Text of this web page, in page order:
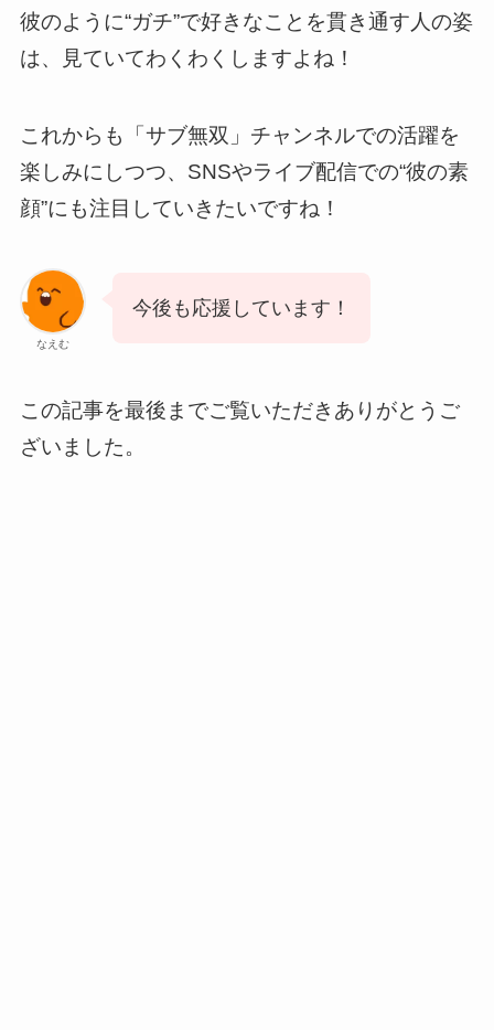
彼のように“ガチ”で好きなことを貫き通す人の姿
は、見ていてわくわくしますよね！
これからも「サブ無双」チャンネルでの活躍を
楽しみにしつつ、SNSやライブ配信での“彼の素
顔”にも注目していきたいですね！
なえむ
今後も応援しています！
この記事を最後までご覧いただきありがとうご
ざいました。